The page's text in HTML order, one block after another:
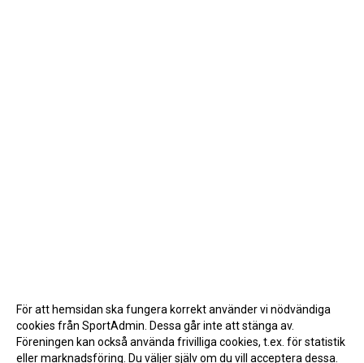
För att hemsidan ska fungera korrekt använder vi nödvändiga
cookies från SportAdmin. Dessa går inte att stänga av.
Föreningen kan också använda frivilliga cookies, t.ex. för statistik
eller marknadsföring. Du väljer själv om du vill acceptera dessa.